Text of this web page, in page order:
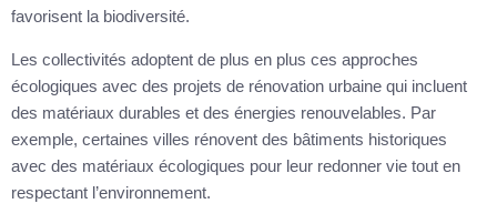
favorisent la biodiversité.
Les collectivités adoptent de plus en plus ces approches
écologiques avec des projets de rénovation urbaine qui incluent
des matériaux durables et des énergies renouvelables. Par
exemple, certaines villes rénovent des bâtiments historiques
avec des matériaux écologiques pour leur redonner vie tout en
respectant l’environnement.